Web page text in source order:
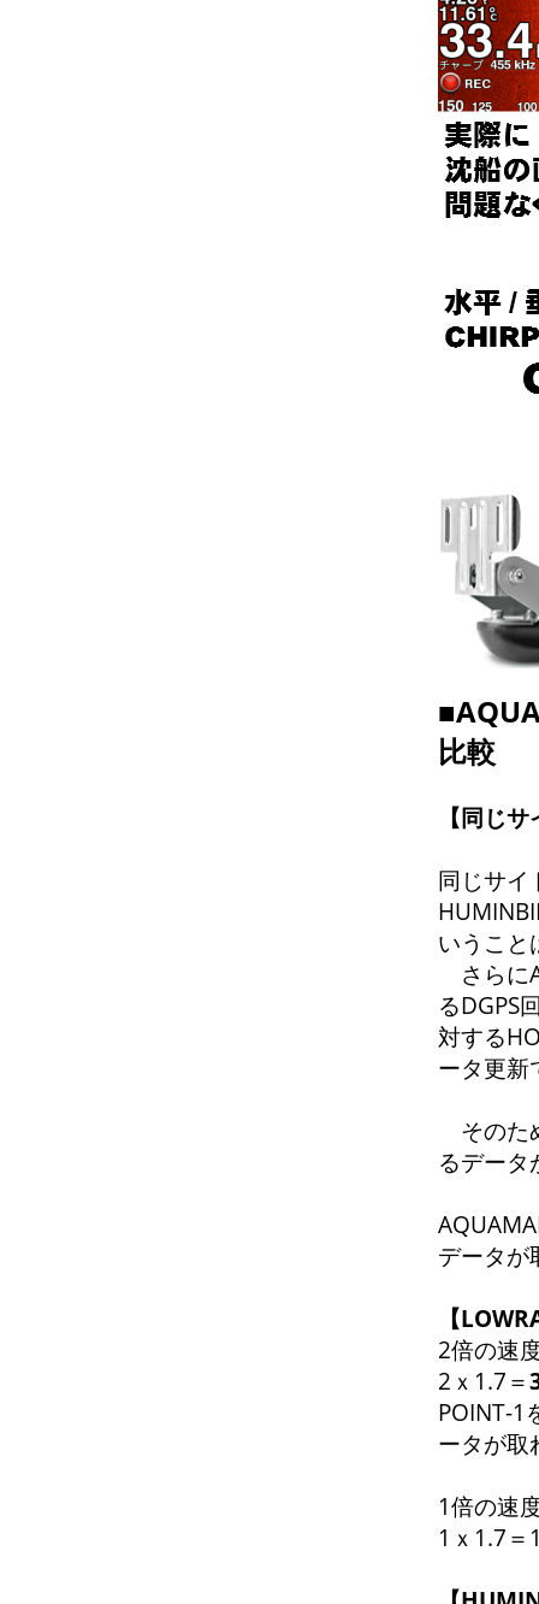
比較
【同じ
同じサイ
いうこと
さらに
るDGPS
対する
ータ更新
そのた
るデータ
データが
【
2倍の速
2ｘ1.7＝
POINT-1
ータが取
1倍の速
1ｘ1.7＝